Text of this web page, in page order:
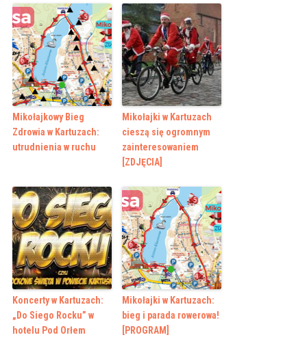
Mikołajkowy Bieg
Zdrowia w Kartuzach:
utrudnienia w ruchu
Mikołajki w Kartuzach
cieszą się ogromnym
zainteresowaniem
[ZDJĘCIA]
Koncerty w Kartuzach:
„Do Siego Rocku” w
hotelu Pod Orłem
Mikołajki w Kartuzach:
bieg i parada rowerowa!
[PROGRAM]